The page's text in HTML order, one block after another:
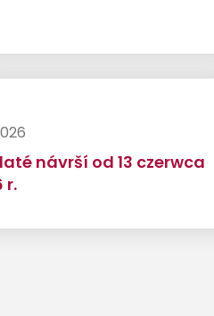
návrší od 13 czerwca
r.